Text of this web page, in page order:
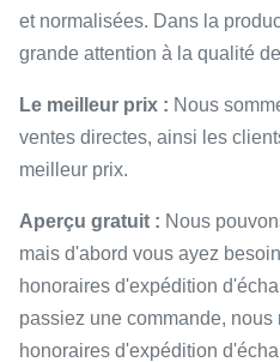
et normalisées. Dans la
grande attention à la qualité
Le meilleur prix : Nous
ventes directes, ainsi les
meilleur prix.
Aperçu gratuit : Nous
mais d'abord vous ayez
honoraires d'expédition
passiez une commande, nous
honoraires d'expédition